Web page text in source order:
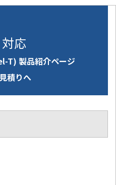
応
T) 製品紹介ページ
積りへ